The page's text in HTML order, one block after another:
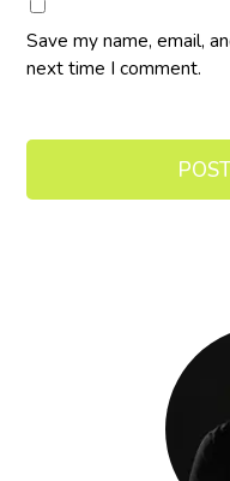
Save my name, email,
next time I comment.